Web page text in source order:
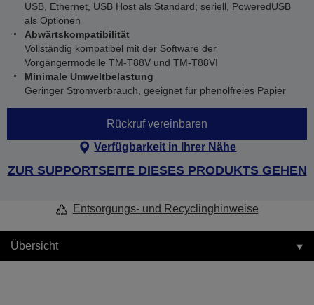
USB, Ethernet, USB Host als Standard; seriell, PoweredUSB
als Optionen
Abwärtskompatibilität
Vollständig kompatibel mit der Software der
Vorgängermodelle TM-T88V und TM-T88VI
Minimale Umweltbelastung
Geringer Stromverbrauch, geeignet für phenolfreies Papier
Rückruf vereinbaren
Verfügbarkeit in Ihrer Nähe
ZUR SUPPORTSEITE DIESES PRODUKTS GEHEN
Entsorgungs- und Recyclinghinweise
Übersicht